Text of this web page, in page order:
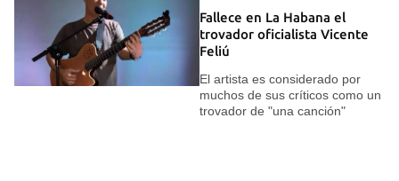
Fallece en La Habana el
trovador oficialista Vicente
Feliú
El artista es considerado por
muchos de sus críticos como un
trovador de "una canción"